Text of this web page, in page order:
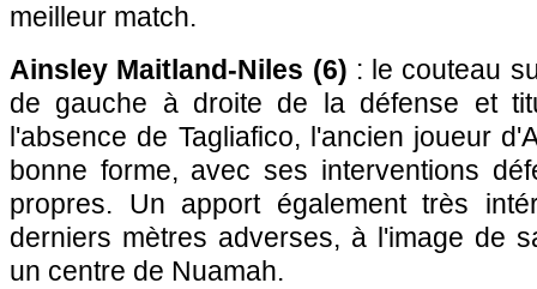
meilleur match.
Ainsley Maitland-Niles (6) : le couteau
de gauche à droite de la défense et
l'absence de Tagliafico, l'ancien joueur
bonne forme, avec ses interventions
propres. Un apport également très
derniers mètres adverses, à l'image de
un centre de Nuamah.